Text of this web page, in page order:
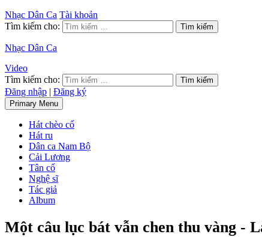
Nhạc Dân Ca Tài khoản
Tìm kiếm cho:
Nhạc Dân Ca
Video
Tìm kiếm cho:
Đăng nhập | Đăng ký
Primary Menu
Hát chèo cổ
Hát ru
Dân ca Nam Bộ
Cải Lương
Tân cổ
Nghệ sĩ
Tác giả
Album
Một câu lục bát vẫn chen thu vàng -